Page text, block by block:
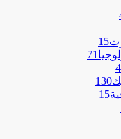
15
71
4
130
15